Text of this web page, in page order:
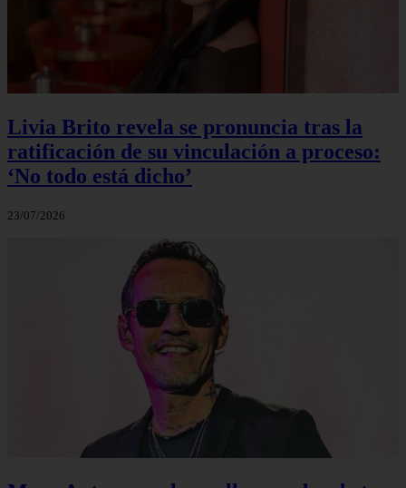
Livia Brito revela se pronuncia tras la
ratificación de su vinculación a proceso:
‘No todo está dicho’
23/07/2026